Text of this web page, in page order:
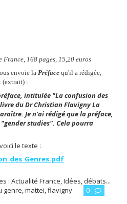
France, 168 pages, 15,20 euros
envoie la Préface qu'il a rédigée,
(extrait) :
intitulée "La confusion des
du Dr Christian Flavigny La
Je n'ai rédigé que la préface,
studies". Cela pourra
le texte :
:Actualité France,Idées, débats...
genre,mattei,flavigny 0